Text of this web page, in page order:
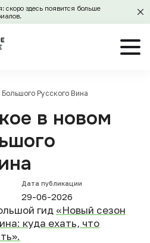
скоро здесь появится больше
Русского Вина
в новом
Дата публикации
29-06-2026
гид «Новый сезон
куда ехать, что